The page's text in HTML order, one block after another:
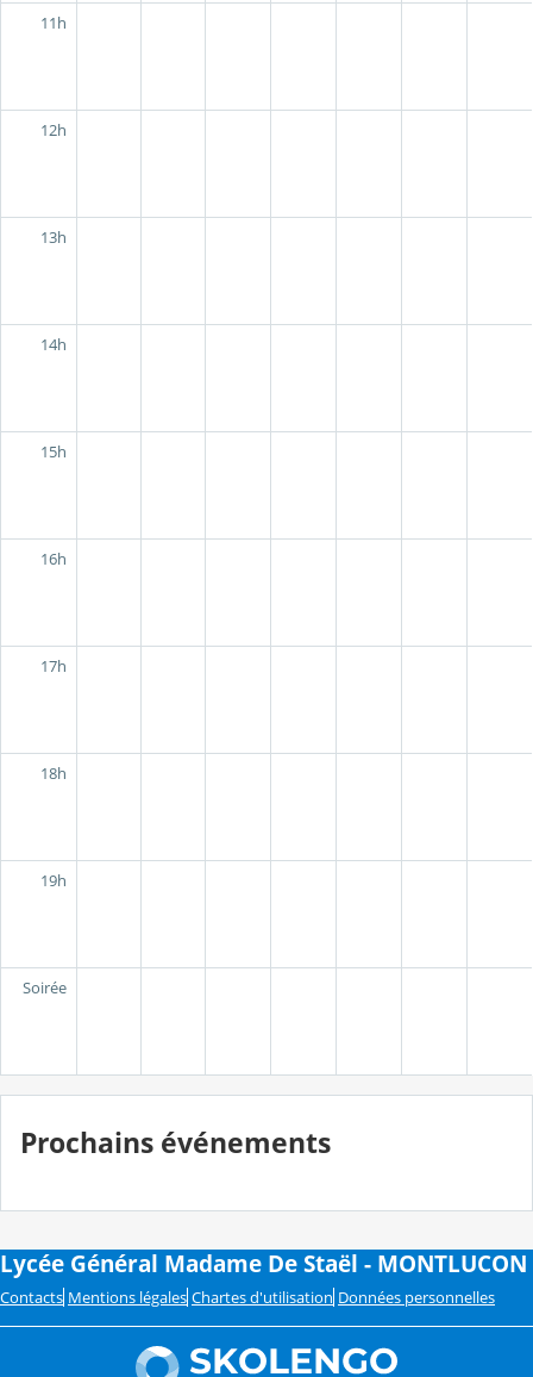
11h
12h
13h
14h
15h
16h
17h
18h
19h
Soirée
Prochains événements
Lycée Général Madame De Staël - MONTLUCON
Contacts Mentions légales Chartes d'utilisation Données personnelles